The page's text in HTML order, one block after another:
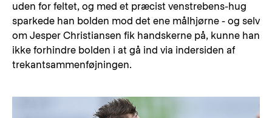
uden for feltet, og med et præcist venstrebens-hug
sparkede han bolden mod det ene målhjørne - og selv
om Jesper Christiansen fik handskerne på, kunne han
ikke forhindre bolden i at gå ind via indersiden af
trekantsammenføjningen.